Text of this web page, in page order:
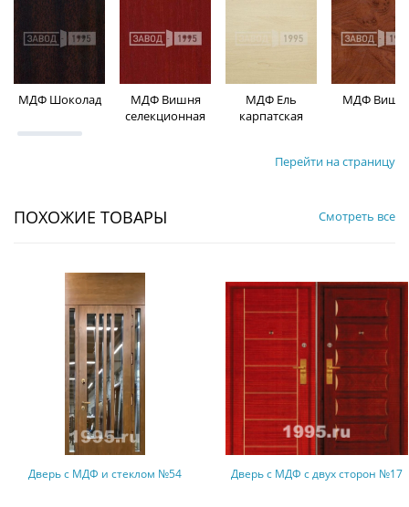
МДФ Шоколад
МДФ Вишня
селекционная
МДФ Ель
карпатская
МДФ
Перейти на страницу
ПОХОЖИЕ ТОВАРЫ Смотреть все
Дверь с МДФ с двух сторон №17
Дверь с МДФ, карнизом, ковкой и